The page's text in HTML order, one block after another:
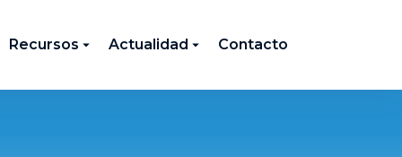
Recursos Actualidad Contacto